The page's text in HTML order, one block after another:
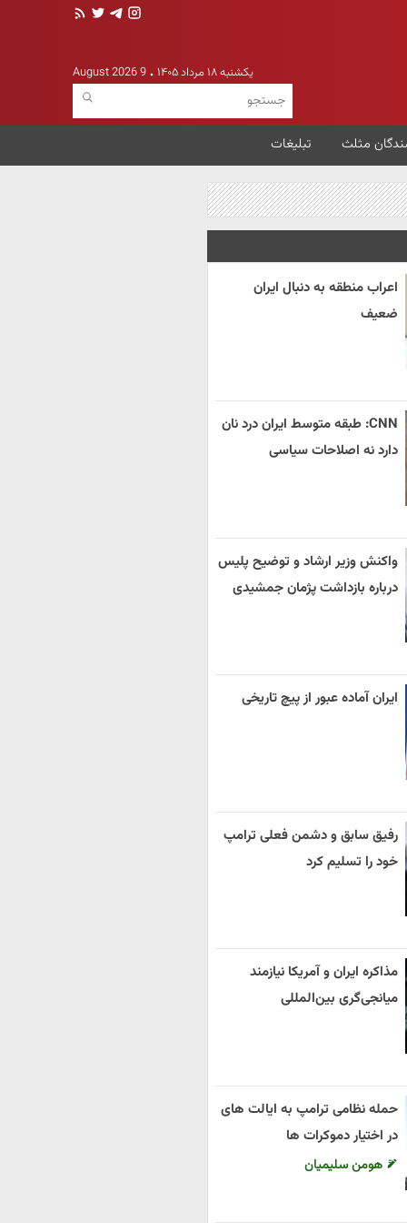
یکشنبه ۱۸ مرداد ۱۴۰۵ 9 August 2026
مثلث تبلیغات
اعراب منطقه به دنبال ایران
ضعیف
CNN: طبقه متوسط ایران درد نان
دارد نه اصلاحات سیاسی
واکنش وزیر ارشاد و توضیح پلیس
درباره بازداشت پژمان جمشیدی
ایران آماده عبور از پیچ تاریخی
رفیق سابق و دشمن فعلی ترامپ
خود را تسلیم کرد
مذاکره ایران و آمریکا نیازمند
میانجی‌گری بین‌المللی
حمله نظامی ترامپ به ایالت های
در اختیار دموکرات ها
هومن سلیمیان